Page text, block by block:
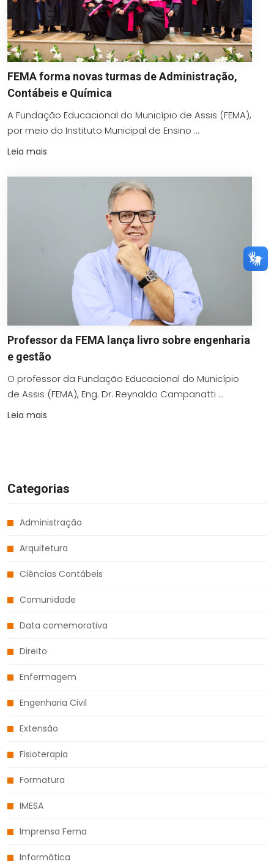
FEMA forma novas turmas de Administração,
Contábeis e Química
A Fundação Educacional do Município de Assis (FEMA),
por meio do Instituto Municipal de Ensino ...
Leia mais
Professor da FEMA lança livro sobre engenharia
e gestão
O professor da Fundação Educacional do Município
de Assis (FEMA), Eng. Dr. Reynaldo Campanatti ...
Leia mais
Categorias
Administração
Arquitetura
Ciências Contábeis
Comunidade
Data comemorativa
Direito
Enfermagem
Engenharia Civil
Extensão
Fisioterapia
Formatura
IMESA
Imprensa Fema
Informática